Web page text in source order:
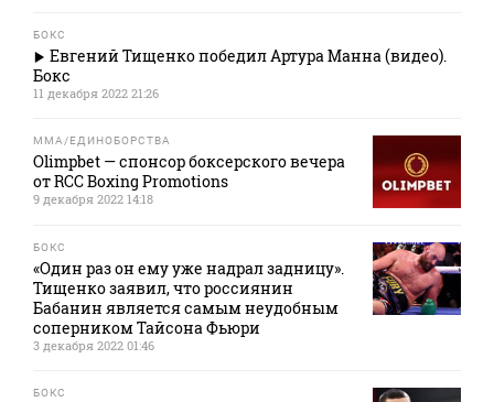
БОКС
Евгений Тищенко победил Артура Манна (видео).
Бокс
11 декабря 2022 21:26
MMA/ЕДИНОБОРСТВА
Olimpbet — спонсор боксерского вечера
от RCC Boxing Promotions
9 декабря 2022 14:18
БОКС
«Один раз он ему уже надрал задницу».
Тищенко заявил, что россиянин
Бабанин является самым неудобным
соперником Тайсона Фьюри
3 декабря 2022 01:46
БОКС